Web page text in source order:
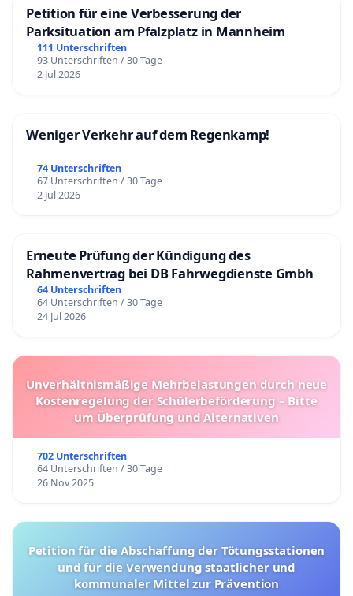
Petition für eine Verbesserung der
Parksituation am Pfalzplatz in Mannheim
111 Unterschriften
93 Unterschriften / 30 Tage
2 Jul 2026
Weniger Verkehr auf dem Regenkamp!
74 Unterschriften
67 Unterschriften / 30 Tage
2 Jul 2026
Erneute Prüfung der Kündigung des
Rahmenvertrag bei DB Fahrwegdienste Gmbh
64 Unterschriften
64 Unterschriften / 30 Tage
24 Jul 2026
Unverhältnismäßige Mehrbelastungen durch neue
Kostenregelung der Schülerbeförderung – Bitte
um Überprüfung und Alternativen
702 Unterschriften
64 Unterschriften / 30 Tage
26 Nov 2025
Petition für die Abschaffung der Tötungsstationen
und für die Verwendung staatlicher und
kommunaler Mittel zur Prävention